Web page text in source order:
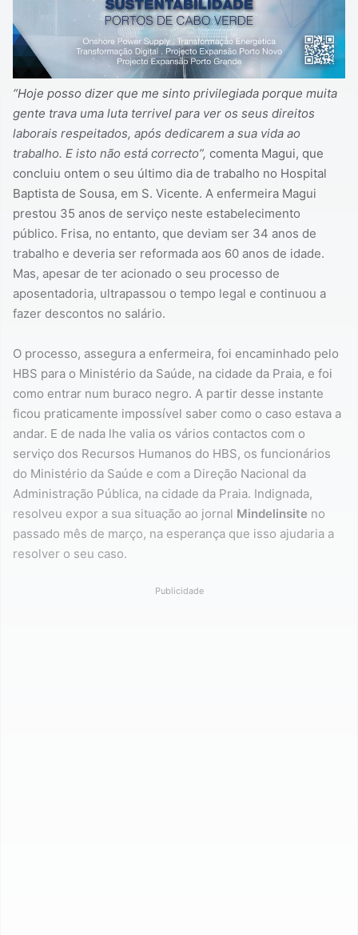
“Hoje posso dizer que me sinto privilegiada porque muita
gente trava uma luta terrivel para ver os seus direitos
laborais respeitados, após dedicarem a sua vida ao
trabalho. E isto não está correcto”, comenta Magui, que
concluiu ontem o seu último dia de trabalho no Hospital
Baptista de Sousa, em S. Vicente. A enfermeira Magui
prestou 35 anos de serviço neste estabelecimento
público. Frisa, no entanto, que deviam ser 34 anos de
trabalho e deveria ser reformada aos 60 anos de idade.
Mas, apesar de ter acionado o seu processo de
aposentadoria, ultrapassou o tempo legal e continuou a
fazer descontos no salário.
O processo, assegura a enfermeira, foi encaminhado pelo
HBS para o Ministério da Saúde, na cidade da Praia, e foi
como entrar num buraco negro. A partir desse instante
ficou praticamente impossível saber como o caso estava a
andar. E de nada lhe valia os vários contactos com o
serviço dos Recursos Humanos do HBS, os funcionários
do Ministério da Saúde e com a Direção Nacional da
Administração Pública, na cidade da Praia. Indignada,
resolveu expor a sua situação ao jornal Mindelinsite no
passado mês de março, na esperança que isso ajudaria a
resolver o seu caso.
Publicidade